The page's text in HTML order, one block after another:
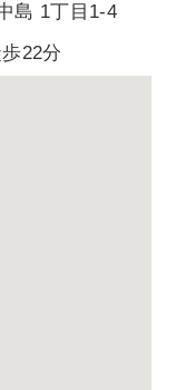
島 1丁目1-4
22分